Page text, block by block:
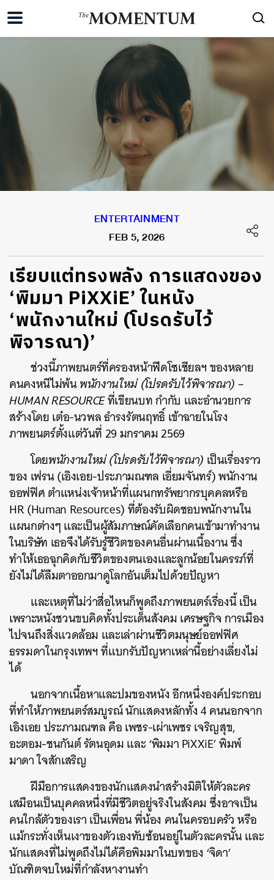
ENTERTAINMENT
FEB 5, 2026
เรียบแต่ทรงพลัง การแสดงของ
‘พิมมา PiXXiE’ ในหนัง
‘พนักงานใหม่ (โปรดรับไว้
พิจารณา)’
ช่วงนี้ภาพยนตร์ที่ครองหน้าฟีดโซเชียลฯ ของหลาย
คนคงหนีไม่พ้นพนักงานใหม่ (โปรดรับไว้พิจารณา) –
HUMAN RESOURCEที่เขียนบท กำกับ และอำนวยการ
สร้างโดย เต๋อ-นวพล ธำรงรัตนฤทธิ์ เข้าฉายในโรง
ภาพยนตร์ตั้งแต่วันที่ 29 มกราคม 2569
โดยพนักงานใหม่ (โปรดรับไว้พิจารณา) เป็นเรื่องราว
ของ เฟรน (เอิงเอย-ประภามณฑล เอี่ยมจันทร์) พนักงาน
ออฟฟิศ ตำแหน่งเจ้าหน้าที่แผนกทรัพยากรบุคคลหรือ
HR (Human Resources) ที่ต้องรับผิดชอบพนักงานใน
แผนกต่างๆ และเป็นผู้สัมภาษณ์คัดเลือกคนเข้ามาทำงาน
ในบริษัท เธอจึงได้รับรู้ชีวิตของคนอื่นผ่านเนื้องาน ซึ่ง
ทำให้เธอฉุกคิดกับชีวิตของตนเองและลูกน้อยในครรภ์ที่
ยังไม่ได้ลืมตาออกมาดูโลกอันเต็มไปด้วยปัญหา
และเหตุที่ไม่ว่าสื่อไหนก็พูดถึงภาพยนตร์เรื่องนี้ เป็น
เพราะหนังชวนขบคิดทั้งประเด็นสังคม เศรษฐกิจ การเมือง
ไปจนถึงสิ่งแวดล้อม และเล่าผ่านชีวิตมนุษย์ออฟฟิศ
ธรรมดาในกรุงเทพฯ ที่แบกรับปัญหาเหล่านี้อย่างเลี่ยงไม่
ได้
นอกจากเนื้อหาและปมของหนัง อีกหนึ่งองค์ประกอบ
ที่ทำให้ภาพยนตร์สมบูรณ์ นักแสดงหลักทั้ง 4 คนนอกจาก
เอิงเอย ประภามณฑล คือ เพชร-เผ่าเพชร เจริญสุข,
อะตอม-ชนกันต์ รัตนอุดม และ ‘พิมมา PiXXiE’ พิมพ์
มาดา ใจสักเสริญ
ฝีมือการแสดงของนักแสดงนำสร้างมิติให้ตัวละคร
เสมือนเป็นบุคคลหนึ่งที่มีชีวิตอยู่จริงในสังคม ซึ่งอาจเป็น
คนใกล้ตัวของเรา เป็นเพื่อน พี่น้อง คนในครอบครัว หรือ
แม้กระทั่งเห็นเงาของตัวเองทับซ้อนอยู่ในตัวละครนั้น และ
นักแสดงที่ไม่พูดถึงไม่ได้คือพิมมาในบทของ ‘จิดา’
บัณฑิตจบใหม่ที่กำลังหางานทำ